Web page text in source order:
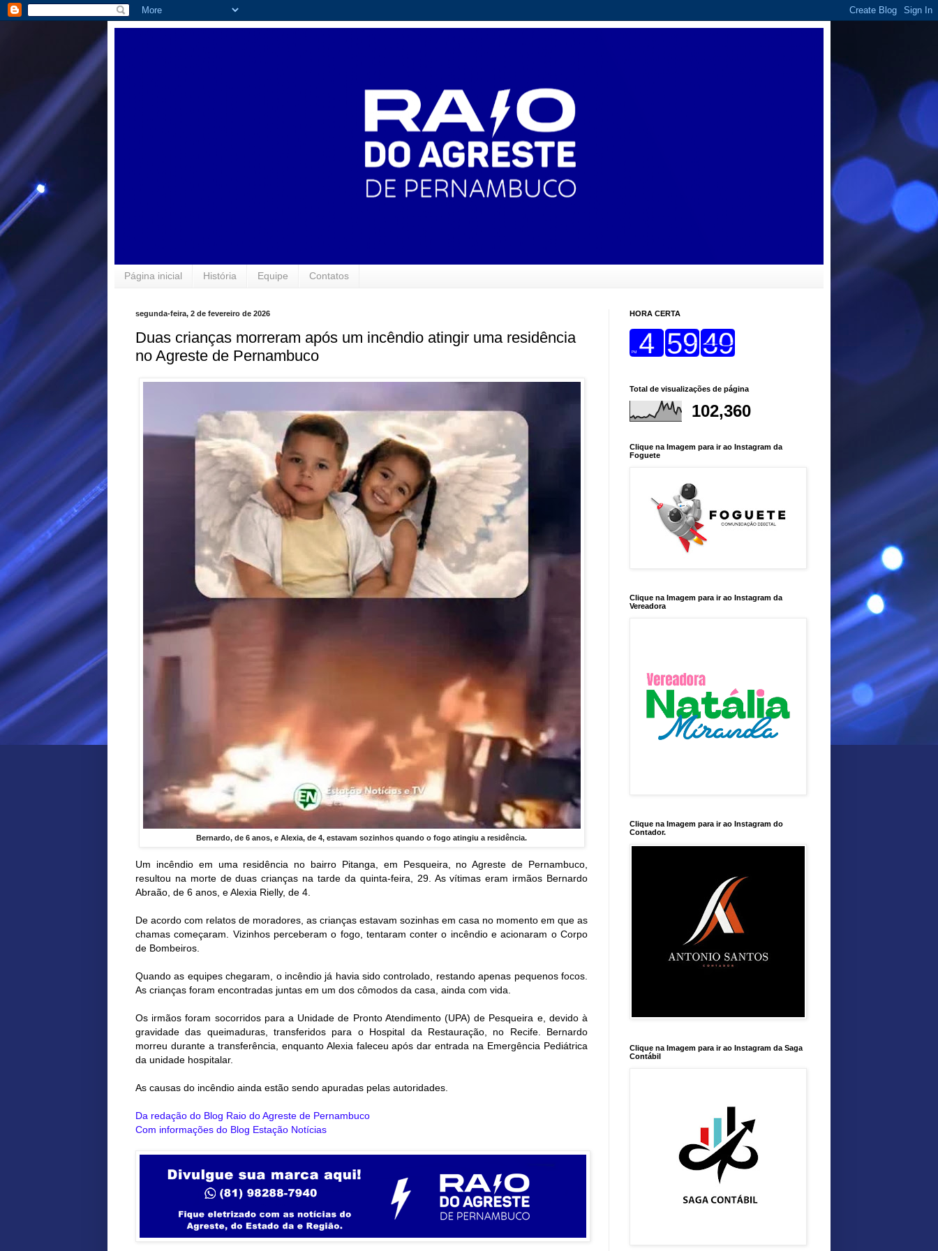
Página inicial História Equipe Contatos
segunda-feira, 2 de fevereiro de 2026
Duas crianças morreram após um incêndio atingir uma residência
no Agreste de Pernambuco
Bernardo, de 6 anos, e Alexia, de 4, estavam sozinhos quando o fogo atingiu a residência.
Um incêndio em uma residência no bairro Pitanga, em Pesqueira, no Agreste de Pernambuco,
resultou na morte de duas crianças na tarde da quinta-feira, 29. As vítimas eram irmãos Bernardo
Abraão, de 6 anos, e Alexia Rielly, de 4.
De acordo com relatos de moradores, as crianças estavam sozinhas em casa no momento em que as
chamas começaram. Vizinhos perceberam o fogo, tentaram conter o incêndio e acionaram o Corpo
de Bombeiros.
Quando as equipes chegaram, o incêndio já havia sido controlado, restando apenas pequenos focos.
As crianças foram encontradas juntas em um dos cômodos da casa, ainda com vida.
Os irmãos foram socorridos para a Unidade de Pronto Atendimento (UPA) de Pesqueira e, devido à
gravidade das queimaduras, transferidos para o Hospital da Restauração, no Recife. Bernardo
morreu durante a transferência, enquanto Alexia faleceu após dar entrada na Emergência Pediátrica
da unidade hospitalar.
As causas do incêndio ainda estão sendo apuradas pelas autoridades.
Da redação do Blog Raio do Agreste de Pernambuco
Com informações do Blog Estação Notícias
HORA CERTA
Total de visualizações de página
102,360
Clique na Imagem para ir ao Instagram da
Foguete
Clique na Imagem para ir ao Instagram da
Vereadora
Clique na Imagem para ir ao Instagram do
Contador.
Clique na Imagem para ir ao Instagram da Saga
Contábil